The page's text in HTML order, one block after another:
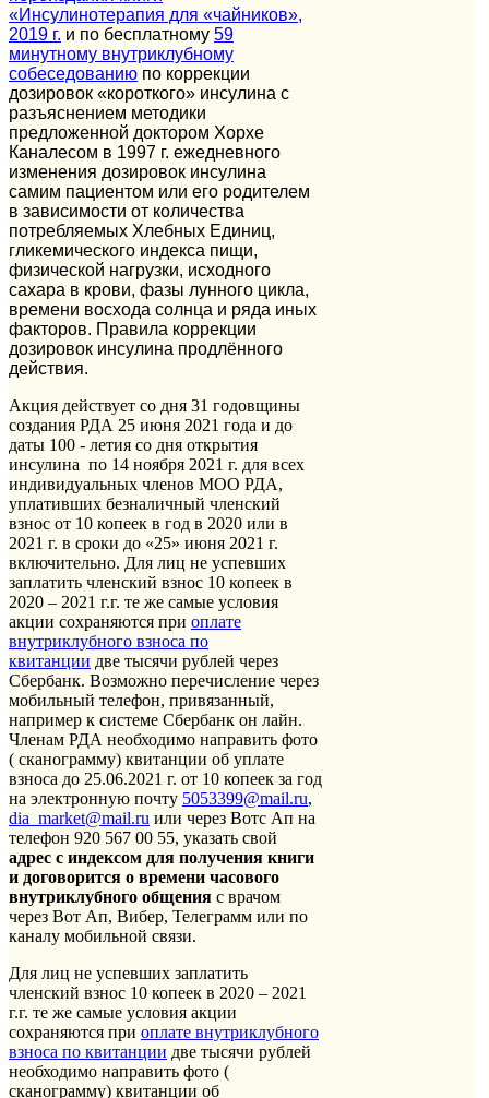
«Инсулинотерапия для «чайников»,
2019 г. и по бесплатному 59
минутному внутриклубному
собеседованию по коррекции
дозировок «короткого» инсулина с
разъяснением методики
предложенной доктором Хорхе
Каналесом в 1997 г. ежедневного
изменения дозировок инсулина
самим пациентом или его родителем
в зависимости от количества
потребляемых Хлебных Единиц,
гликемического индекса пищи,
физической нагрузки, исходного
сахара в крови, фазы лунного цикла,
времени восхода солнца и ряда иных
факторов. Правила коррекции
дозировок инсулина продлённого
действия.
Акция действует со дня 31 годовщины
создания РДА 25 июня 2021 года и до
даты 100 - летия со дня открытия
инсулина по 14 ноября 2021 г. для всех
индивидуальных членов МОО РДА,
уплативших безналичный членский
взнос от 10 копеек в год в 2020 или в
2021 г. в сроки до «25» июня 2021 г.
включительно. Для лиц не успевших
заплатить членский взнос 10 копеек в
2020 – 2021 г.г. те же самые условия
акции сохраняются при оплате
внутриклубного взноса по
квитанции две тысячи рублей через
Сбербанк. Возможно перечисление через
мобильный телефон, привязанный,
например к системе Сбербанк он лайн.
Членам РДА необходимо направить фото
( сканограмму) квитанции об уплате
взноса до 25.06.2021 г. от 10 копеек за год
на электронную почту 5053399@mail.ru,
dia_market@mail.ru или через Вотс Ап на
телефон 920 567 00 55, указать свой
адрес с индексом для получения книги
и договорится о времени часового
внутриклубного общения с врачом
через Вот Ап, Вибер, Телеграмм или по
каналу мобильной связи.
Для лиц не успевших заплатить
членский взнос 10 копеек в 2020 – 2021
г.г. те же самые условия акции
сохраняются при оплате внутриклубного
взноса по квитанции две тысячи рублей
необходимо направить фото (
сканограмму) квитанции об